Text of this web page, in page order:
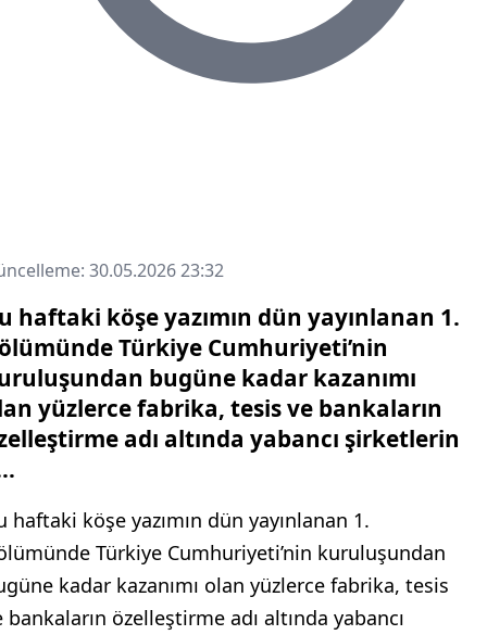
30.05.2026 23:32
haftaki köşe yazımın dün yayınlanan 1.
Türkiye Cumhuriyeti’nin
bugüne kadar kazanımı
yüzlerce fabrika, tesis ve bankaların
adı altında yabancı şirketlerin
haftaki köşe yazımın dün yayınlanan 1.
Türkiye Cumhuriyeti’nin kuruluşundan
kadar kazanımı olan yüzlerce fabrika, tesis
bankaların özelleştirme adı altında yabancı